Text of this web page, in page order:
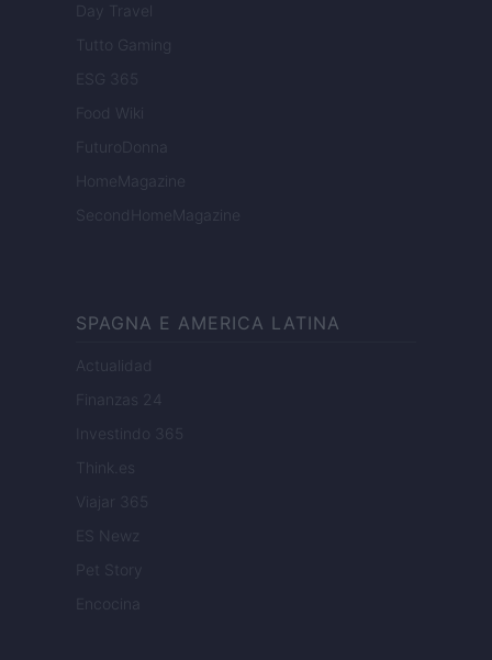
Day Travel
Tutto Gaming
ESG 365
Food Wiki
FuturoDonna
HomeMagazine
SecondHomeMagazine
SPAGNA E AMERICA LATINA
Actualidad
Finanzas 24
Investindo 365
Think.es
Viajar 365
ES Newz
Pet Story
Encocina